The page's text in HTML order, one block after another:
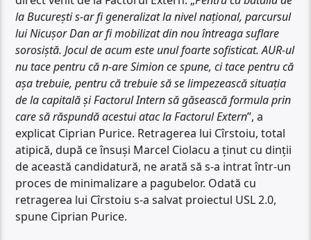
la București s-ar fi generalizat la nivel național, parcursul
lui Nicușor Dan ar fi mobilizat din nou întreaga suflare
sorosiștă. Jocul de acum este unul foarte sofisticat. AUR-ul
nu tace pentru că n-are Simion ce spune, ci tace pentru că
așa trebuie, pentru că trebuie să se limpezească situația
de la capitală și Factorul Intern să găsească formula prin
care să răspundă acestui atac la Factorul Extern”, a
explicat Ciprian Purice. Retragerea lui Cîrstoiu, total
atipică, după ce însuși Marcel Ciolacu a ținut cu dinții
de această candidatură, ne arată să s-a intrat într-un
proces de minimalizare a pagubelor. Odată cu
retragerea lui Cîrstoiu s-a salvat proiectul USL 2.0,
spune Ciprian Purice.